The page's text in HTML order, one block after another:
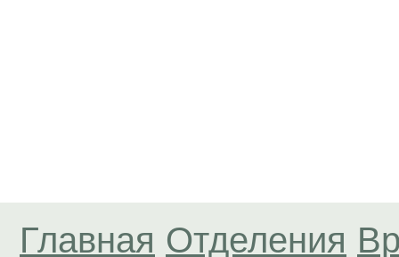
Главная Отделения